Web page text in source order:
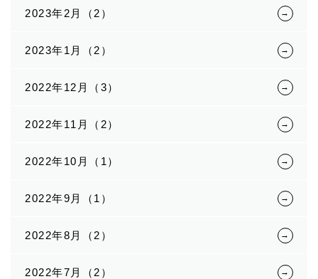
2023年2月（2）
2023年1月（2）
2022年12月（3）
2022年11月（2）
2022年10月（1）
2022年9月（1）
2022年8月（2）
2022年7月（2）